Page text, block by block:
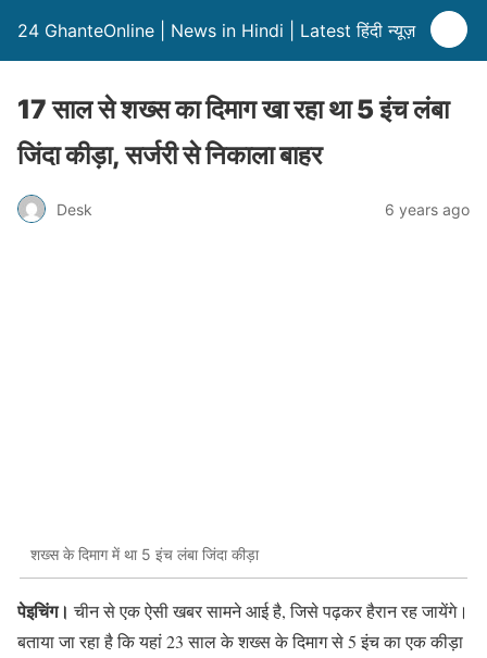
24 GhanteOnline | News in Hindi | Latest हिंदी न्यूज़
17 साल से शख्स का दिमाग खा रहा था 5 इंच लंबा
जिंदा कीड़ा, सर्जरी से निकाला बाहर
Desk 6 years ago
शख्स के दिमाग में था 5 इंच लंबा जिंदा कीड़ा
पेइचिंग। चीन से एक ऐसी खबर सामने आई है, जिसे पढ़कर हैरान रह जायेंगे।
बताया जा रहा है कि यहां 23 साल के शख्स के दिमाग से 5 इंच का एक कीड़ा